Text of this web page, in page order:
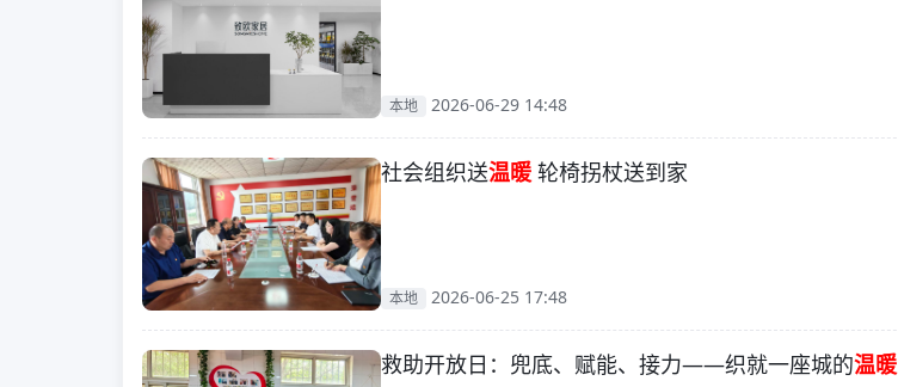
本地 2026-06-29 14:48
社会组织送温暖 轮椅拐杖送到家
本地 2026-06-25 17:48
救助开放日：兜底、赋能、接力——织就一座城的温暖